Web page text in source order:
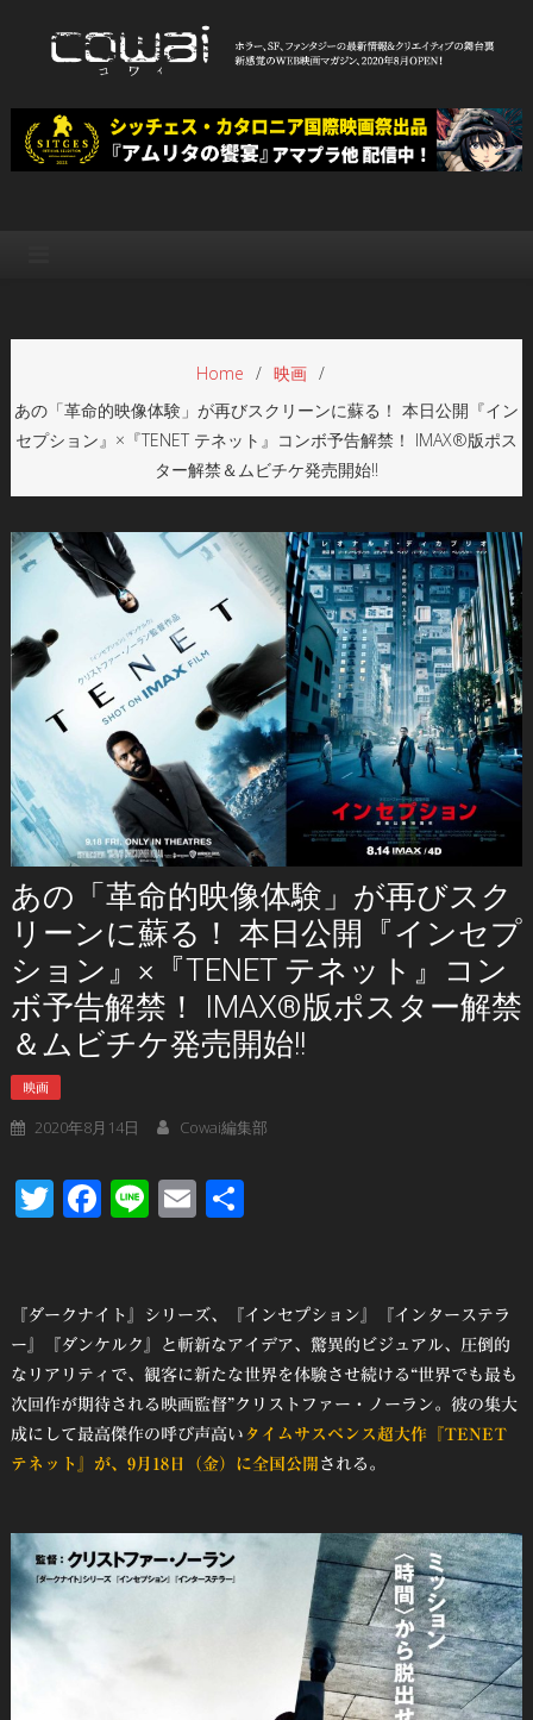
WEB映画マガジン「cowai コ
ワイ」
Home
映画
あの「革命的映像体験」が再びスクリーンに蘇る！ 本日公開『イン
セプション』×『TENET テネット』コンボ予告解禁！ IMAX®版ポス
ター解禁＆ムビチケ発売開始!!
あの「革命的映像体験」が再びスク
リーンに蘇る！ 本日公開『インセプ
ション』×『TENET テネット』コン
ボ予告解禁！ IMAX®版ポスター解禁
＆ムビチケ発売開始!!
映画
2020年8月14日 Cowai編集部
Twitter
Facebook
LineEmail
『ダークナイト』シリーズ、『インセプション』『インターステラ
ー』『ダンケルク』と斬新なアイデア、驚異的ビジュアル、圧倒的
なリアリティで、観客に新たな世界を体験させ続ける“世界でも最も
次回作が期待される映画監督”クリストファー・ノーラン。彼の集大
成にして最高傑作の呼び声高い タイムサスペンス超大作『TENET
テネット』が、9月18日（金）に全国公開 される。